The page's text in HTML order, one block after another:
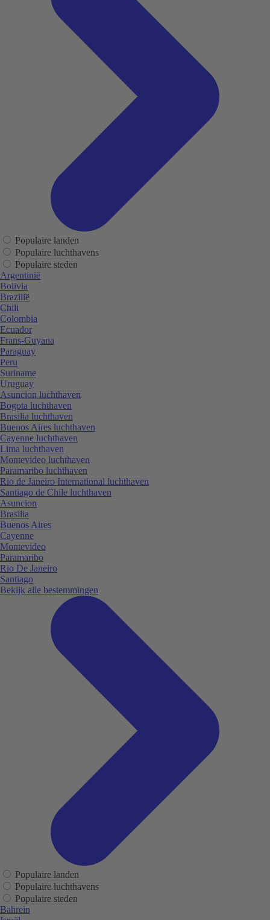
Populaire landen
Populaire luchthavens
Populaire steden
Argentinië
Bolivia
Brazilië
Chili
Colombia
Ecuador
Frans-Guyana
Paraguay
Peru
Suriname
Uruguay
Asuncion luchthaven
Bogota luchthaven
Brasilia luchthaven
Buenos Aires luchthaven
Cayenne luchthaven
Lima luchthaven
Montevideo luchthaven
Paramaribo luchthaven
Rio de Janeiro International luchthaven
Santiago de Chile luchthaven
Asuncion
Brasilia
Buenos Aires
Cayenne
Montevideo
Paramaribo
Rio De Janeiro
Santiago
Bekijk alle bestemmingen
Populaire landen
Populaire luchthavens
Populaire steden
Bahrein